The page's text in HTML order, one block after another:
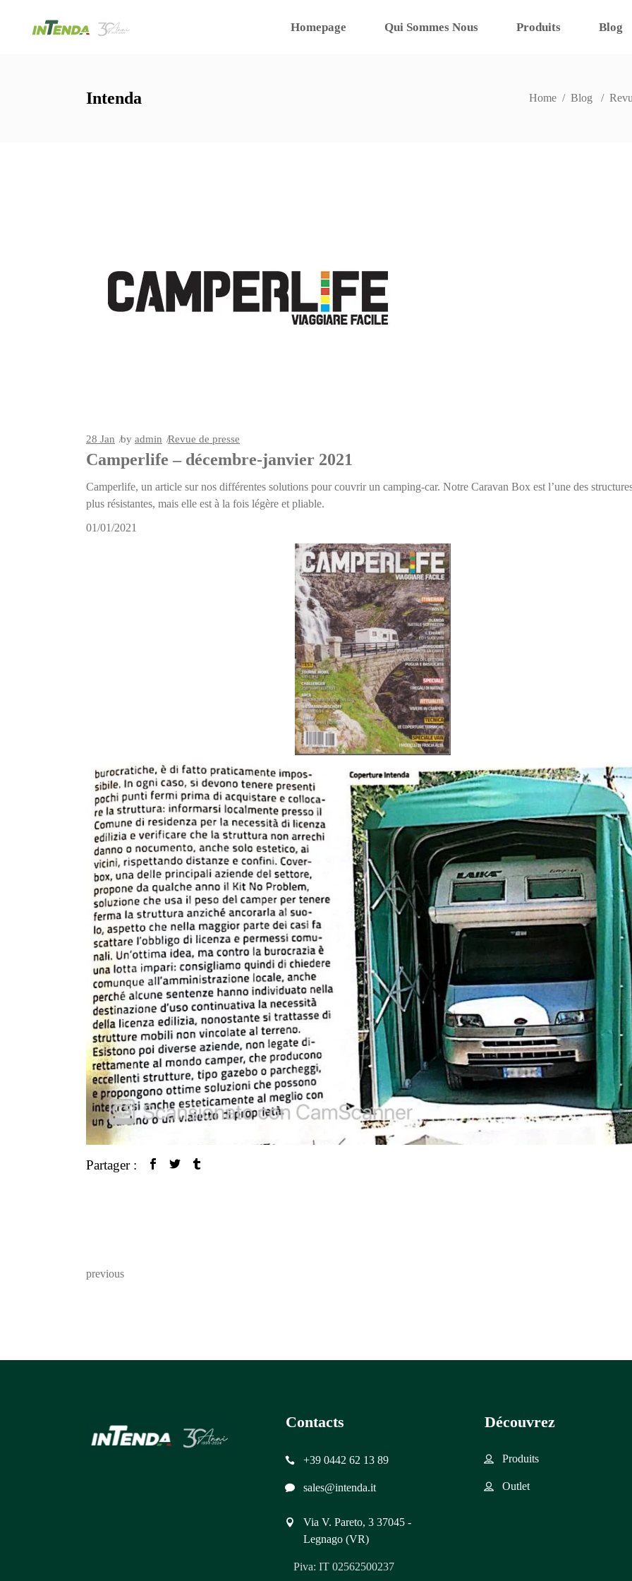
Homepage Qui Sommes Nous Produits Blog
Intenda Home / Blog /
28 Jan by admin Revue de presse
Camperlife – décembre-janvier 2021
Camperlife, un article sur nos différentes solutions pour couvrir un camping-car. Notre Caravan Box est l’une des
plus résistantes, mais elle est à la fois légère et pliable.
01/01/2021
Partager :
previous
Contacts
+39 0442 62 13 89
sales@intenda.it
Via V. Pareto, 3 37045 -
Legnago (VR)
Piva: IT 02562500237
Découvrez
Produits
Outlet